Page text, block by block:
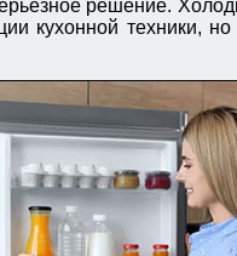
решение.
кухонной техники,